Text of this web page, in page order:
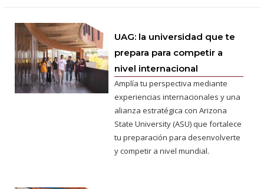
UAG: la universidad que te
prepara para competir a
nivel internacional
Amplía tu perspectiva mediante
experiencias internacionales y una
alianza estratégica con Arizona
State University (ASU) que fortalece
tu preparación para desenvolverte
y competir a nivel mundial.